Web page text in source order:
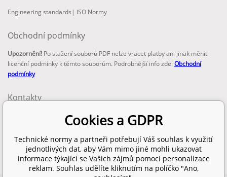
Engineering standards | ISO Normy
Obchodní podmínky
Upozornění! Po stažení souborů PDF nelze vracet platby ani jinak měnit
licenční podmínky k těmto souborům. Podrobnější info zde:Obchodní
podmínky
Kontakty
info@technickenormy.cz
obchod@technickenormy.cz
Telefon:
+420 377 387 684
Cookies a GDPR
Technické normy a partneři potřebují Váš souhlas k využití
jednotlivých dat, aby Vám mimo jiné mohli ukazovat
informace týkající se Vašich zájmů pomocí personalizace
reklam. Souhlas udělíte kliknutím na políčko "Ano,